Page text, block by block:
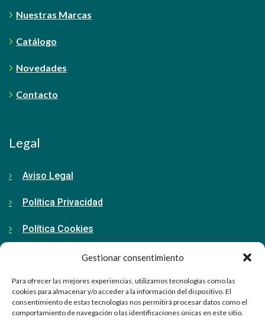
Gestionar consentimiento
Para ofrecer las mejores experiencias, utilizamos tecnologías como las
cookies para almacenar y/o acceder a la información del dispositivo. El
consentimiento de estas tecnologías nos permitirá procesar datos como el
comportamiento de navegación o las identificaciones únicas en este sitio.
Nuestras Marcas
Catálogo
Novedades
Contacto
Legal
Aviso Legal
Política Privacidad
Política Cookies
Contacto
91 798 71 15